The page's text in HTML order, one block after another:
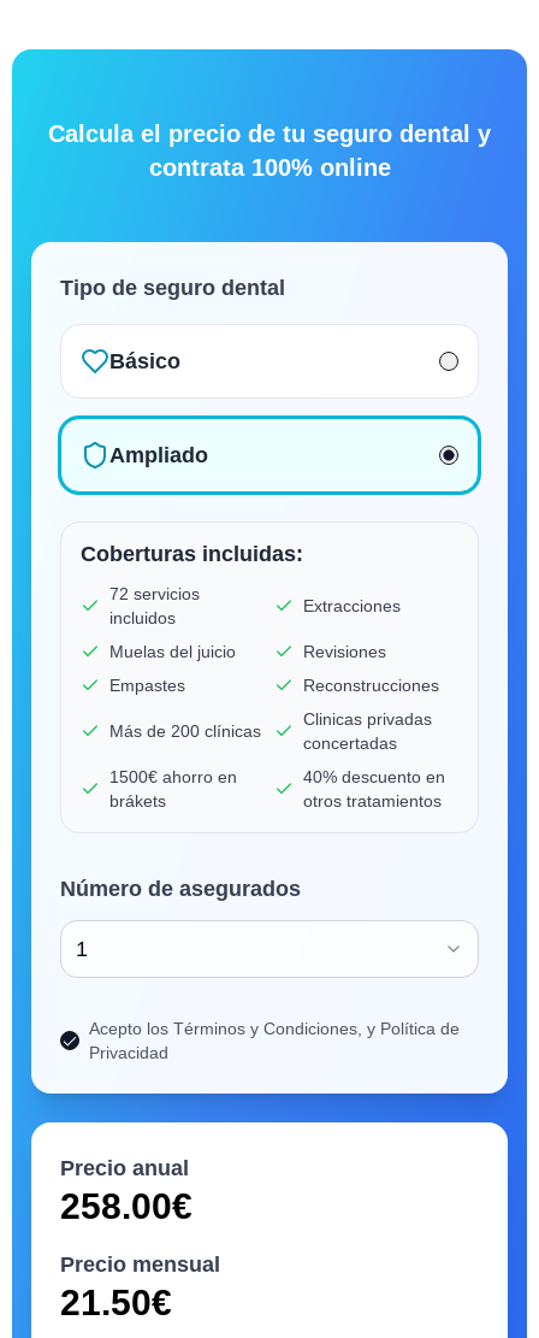
Calcula el precio de tu seguro dental y
contrata 100% online
Tipo de seguro dental
Básico
Ampliado
Coberturas incluidas:
72 servicios
incluidos
Extracciones
Muelas del juicio
Revisiones
Empastes
Reconstrucciones
Más de 200 clínicas
Clinicas privadas
concertadas
1500€ ahorro en
brákets
40% descuento en
otros tratamientos
Número de asegurados
1
Acepto los Términos y Condiciones, y Política de
Privacidad
Precio anual
258.00€
Precio mensual
21.50€